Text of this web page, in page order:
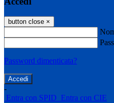
button close ×
Password dimenticata?
-
Entra con SPID Entra con CIE